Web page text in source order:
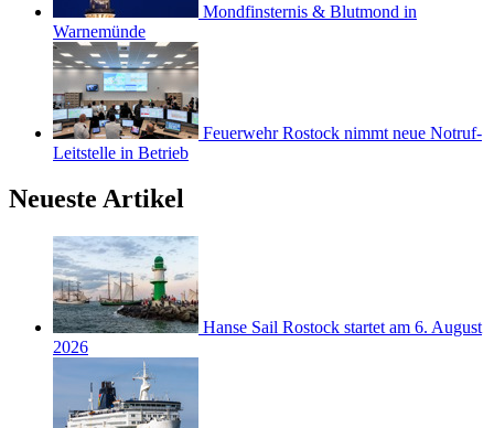
Mondfinsternis & Blutmond in
Warnemünde
Feuerwehr Rostock nimmt neue Notruf-
Leitstelle in Betrieb
Neueste Artikel
Hanse Sail Rostock startet am 6. August
2026